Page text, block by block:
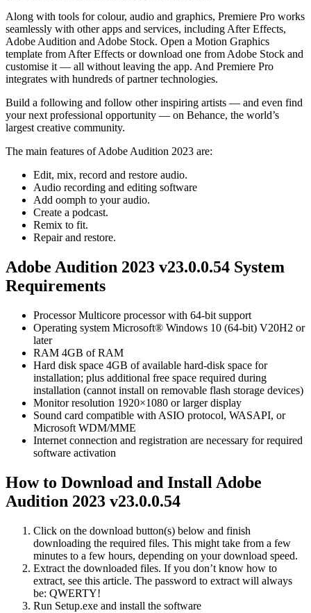
Along with tools for colour, audio and graphics, Premiere Pro works
seamlessly with other apps and services, including After Effects,
Adobe Audition and Adobe Stock. Open a Motion Graphics
template from After Effects or download one from Adobe Stock and
customise it — all without leaving the app. And Premiere Pro
integrates with hundreds of partner technologies.
Build a following and follow other inspiring artists — and even find
your next professional opportunity — on Behance, the world’s
largest creative community.
The main features of Adobe Audition 2023 are:
Edit, mix, record and restore audio.
Audio recording and editing software
Add oomph to your audio.
Create a podcast.
Remix to fit.
Repair and restore.
Adobe Audition 2023 v23.0.0.54 System
Requirements
Processor Multicore processor with 64-bit support
Operating system Microsoft® Windows 10 (64-bit) V20H2 or
later
RAM 4GB of RAM
Hard disk space 4GB of available hard-disk space for
installation; plus additional free space required during
installation (cannot install on removable flash storage devices)
Monitor resolution 1920×1080 or larger display
Sound card compatible with ASIO protocol, WASAPI, or
Microsoft WDM/MME
Internet connection and registration are necessary for required
software activation
How to Download and Install Adobe
Audition 2023 v23.0.0.54
Click on the download button(s) below and finish
downloading the required files. This might take from a few
minutes to a few hours, depending on your download speed.
Extract the downloaded files. If you don’t know how to
extract, see this article. The password to extract will always
be: QWERTY!
Run Setup.exe and install the software